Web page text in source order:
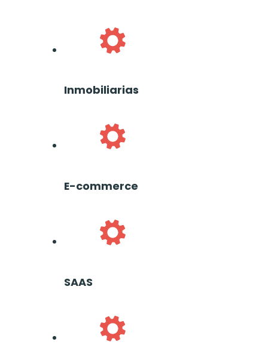
Inmobiliarias
E-commerce
SAAS